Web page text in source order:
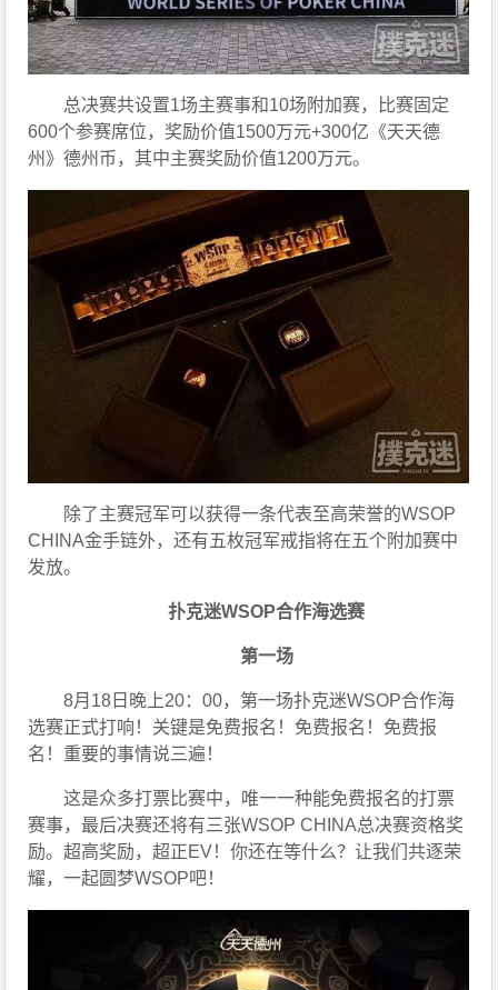
总决赛共设置1场主赛事和10场附加赛，比赛固定
600个参赛席位，奖励价值1500万元+300亿《天天德
州》德州币，其中主赛奖励价值1200万元。
除了主赛冠军可以获得一条代表至高荣誉的WSOP
CHINA金手链外，还有五枚冠军戒指将在五个附加赛中
发放。
扑克迷WSOP合作海选赛
第一场
8月18日晚上20：00，第一场扑克迷WSOP合作海
选赛正式打响！关键是免费报名！免费报名！免费报
名！重要的事情说三遍！
这是众多打票比赛中，唯一一种能免费报名的打票
赛事，最后决赛还将有三张WSOP CHINA总决赛资格奖
励。超高奖励，超正EV！你还在等什么？让我们共逐荣
耀，一起圆梦WSOP吧！